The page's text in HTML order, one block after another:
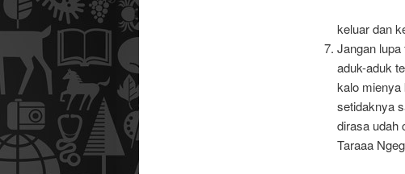
keluar dan
Jangan
aduk-aduk
kalo mienya
setidaknya
dirasa udah
Taraaa